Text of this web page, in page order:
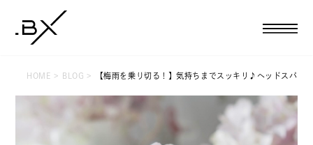
HOME BLOG 【梅雨を乗り切る！】気持ちまでスッキリ♪ヘッドスパ